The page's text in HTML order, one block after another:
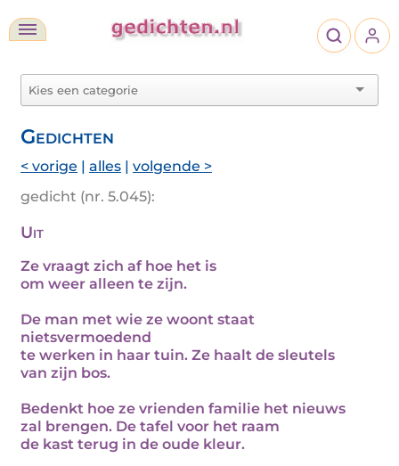
Gedichten
< vorige | alles | volgende >
gedicht (nr. 5.045):
Uit
Ze vraagt zich af hoe het is
om weer alleen te zijn.
De man met wie ze woont staat
nietsvermoedend
te werken in haar tuin. Ze haalt de sleutels
van zijn bos.
Bedenkt hoe ze vrienden familie het nieuws
zal brengen. De tafel voor het raam
de kast terug in de oude kleur.